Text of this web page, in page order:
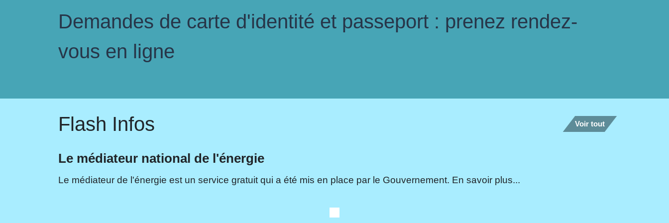
Demandes de carte d'identité et passeport : prenez rendez-
vous en ligne
Flash Infos Voir tout
Le médiateur national de l'énergie
Le médiateur de l'énergie est un service gratuit qui a été mis en place par le Gouvernement. En savoir plus...